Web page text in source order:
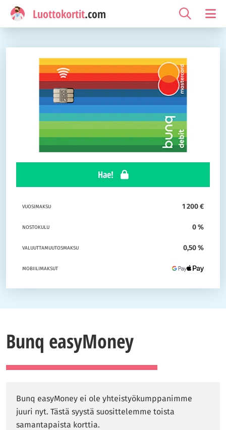
Luottokortit.com
Hae!
VUOSIMAKSU 1 200 €
NOSTOKULU 0 %
VALUUTTAMUUTOSMAKSU 0,50 %
MOBIILIMAKSUT
Bunq easyMoney
Bunq easyMoney ei ole yhteistyökumppanimme
juuri nyt. Tästä syystä suosittelemme toista
samantapaista korttia.